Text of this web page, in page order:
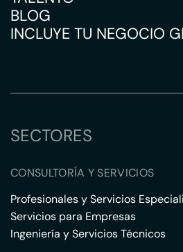
BLOG
INCLUYE TU NEGOCIO
SECTORES
CONSULTORÍA Y SERVICIOS
Profesionales y Servicios
Servicios para Empresas
Ingeniería y Servicios Técnicos